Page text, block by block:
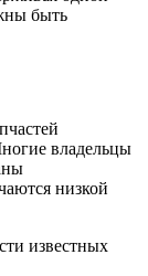
быть
владельцы
низкой
известных